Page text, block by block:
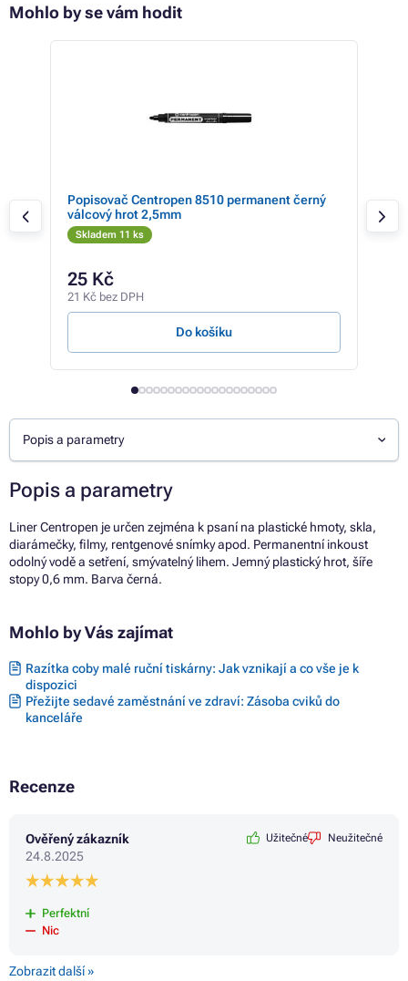
Mohlo by se vám hodit
Popisovač Centropen 8510 permanent černý
válcový hrot 2,5mm
Skladem 11 ks
25 Kč
21 Kč bez DPH
Do košíku
Popis a parametry
Popis a parametry
Liner Centropen je určen zejména k psaní na plastické hmoty, skla,
diarámečky, filmy, rentgenové snímky apod. Permanentní inkoust
odolný vodě a setření, smývatelný lihem. Jemný plastický hrot, šíře
stopy 0,6 mm. Barva černá.
Mohlo by Vás zajímat
Razítka coby malé ruční tiskárny: Jak vznikají a co vše je k
dispozici
Přežijte sedavé zaměstnání ve zdraví: Zásoba cviků do
kanceláře
Recenze
Ověřený zákazník
24.8.2025
Užitečné Neužitečné
Perfektní
Nic
Zobrazit další »